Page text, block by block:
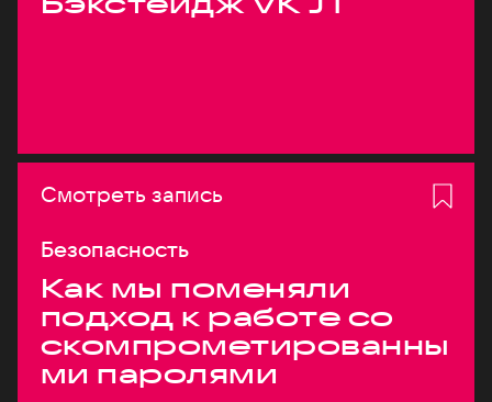
Смотреть запись
Безопасность
Как мы поменяли
подход к работе со
скомпрометированны
ми паролями